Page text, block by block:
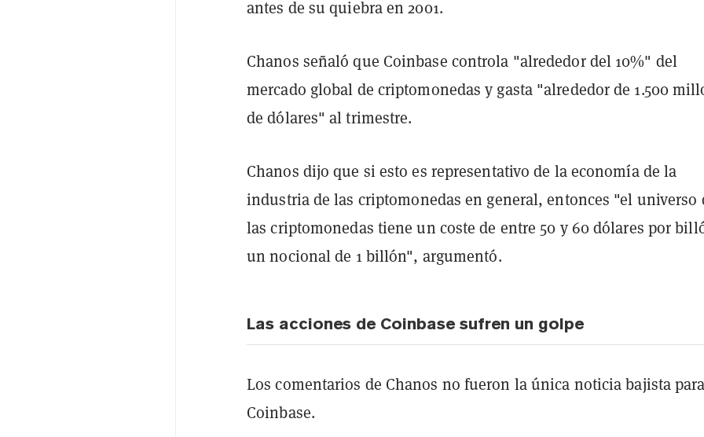
antes de su quiebra en 2001.
Chanos señaló que Coinbase controla "alrededor del 10%" del
mercado global de criptomonedas y gasta "alrededor de 1.500
de dólares" al trimestre.
Chanos dijo que si esto es representativo de la economía de la
industria de las criptomonedas en general, entonces "el universo
las criptomonedas tiene un coste de entre 50 y 60 dólares por
un nocional de 1 billón", argumentó.
Las acciones de Coinbase sufren un golpe
Los comentarios de Chanos no fueron la única noticia bajista para
Coinbase.